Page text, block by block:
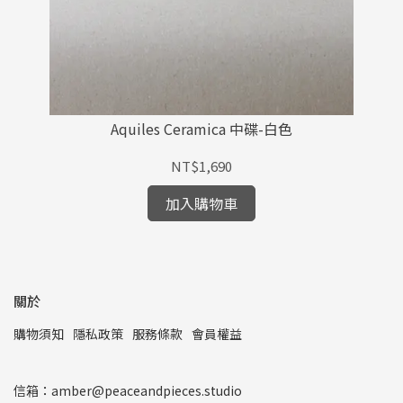
Aquiles Ceramica 中碟-白色
NT$1,690
加入購物車
關於
購物須知 隱私政策 服務條款 會員權益
信箱：amber@peaceandpieces.studio